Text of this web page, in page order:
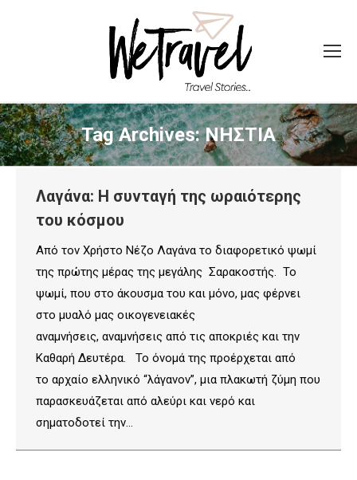
Tag Archives:ΝΗΣΤΙΑ
Λαγάνα: Η συνταγή της ωραιότερης
του κόσμου
Από τον Χρήστο Νέζο Λαγάνα το διαφορετικό ψωμί
της πρώτης μέρας της μεγάλης Σαρακοστής. Το
ψωμί, που στο άκουσμα του και μόνο, μας φέρνει
στο μυαλό μας οικογενειακές
αναμνήσεις, αναμνήσεις από τις αποκριές και την
Καθαρή Δευτέρα. Το όνομά της προέρχεται από
το αρχαίο ελληνικό “λάγανον”, μια πλακωτή ζύμη που
παρασκευάζεται από αλεύρι και νερό και
σηματοδοτεί την…